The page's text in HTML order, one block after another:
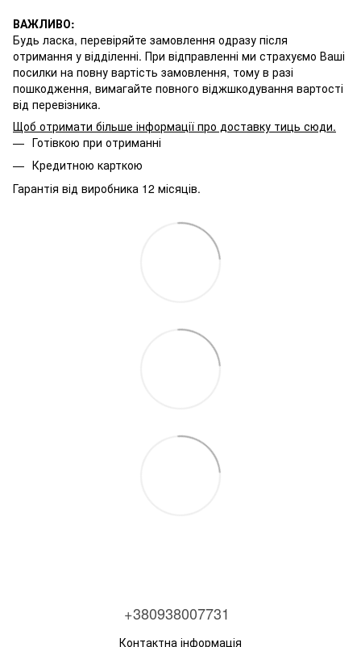
ВАЖЛИВО:
Будь ласка, перевіряйте замовлення одразу після
отримання у відділенні. При відправленні ми страхуємо Ваші
посилки на повну вартість замовлення, тому в разі
пошкодження, вимагайте повного віджшкодування вартості
від перевізника.
Щоб отримати більше інформації про доставку тиць сюди.
Готівкою при отриманні
Кредитною карткою
Гарантія від виробника 12 місяців.
+380938007731
Контактна інформація